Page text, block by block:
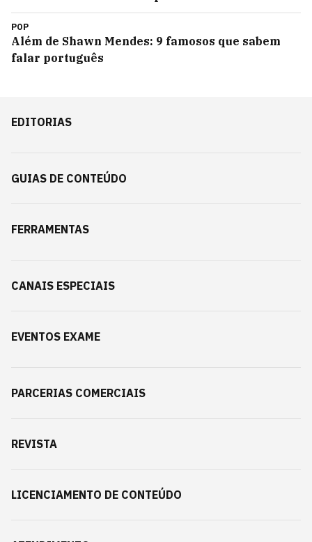
POP
Além de Shawn Mendes: 9 famosos que sabem
falar português
EDITORIAS
GUIAS DE CONTEÚDO
FERRAMENTAS
CANAIS ESPECIAIS
EVENTOS EXAME
PARCERIAS COMERCIAIS
REVISTA
LICENCIAMENTO DE CONTEÚDO